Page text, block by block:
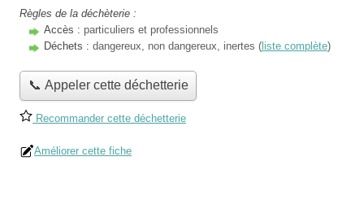
Règles de la déchèterie :
Accès : particuliers et professionnels
Déchets : dangereux, non dangereux, inertes ( liste complète)
📞 Appeler cette déchetterie
Recommander cette déchetterie
Améliorer cette fiche